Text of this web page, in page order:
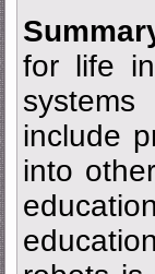
for life
include
into